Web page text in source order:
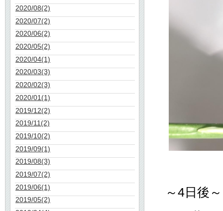
2020/08(2)
2020/07(2)
2020/06(2)
2020/05(2)
2020/04(1)
2020/03(3)
2020/02(3)
2020/01(1)
2019/12(2)
2019/11(2)
2019/10(2)
2019/09(1)
2019/08(3)
2019/07(2)
2019/06(1)
2019/05(2)
～4日後～